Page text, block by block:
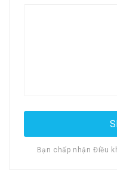
Bạn chấp nhận Điều